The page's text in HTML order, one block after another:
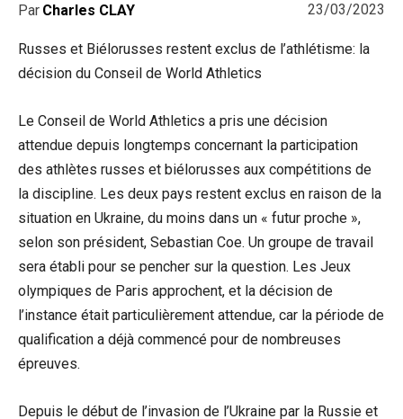
23/03/2023
Par Charles CLAY
Russes et Biélorusses restent exclus de l’athlétisme: la
décision du Conseil de World Athletics
Le Conseil de World Athletics a pris une décision
attendue depuis longtemps concernant la participation
des athlètes russes et biélorusses aux compétitions de
la discipline. Les deux pays restent exclus en raison de la
situation en Ukraine, du moins dans un « futur proche »,
selon son président, Sebastian Coe. Un groupe de travail
sera établi pour se pencher sur la question. Les Jeux
olympiques de Paris approchent, et la décision de
l’instance était particulièrement attendue, car la période de
qualification a déjà commencé pour de nombreuses
épreuves.
Depuis le début de l’invasion de l’Ukraine par la Russie et